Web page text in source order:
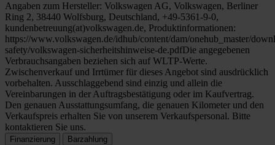
Angaben zum Hersteller: Volkswagen AG, Volkswagen, Berliner
Ring 2, 38440 Wolfsburg, Deutschland, +49-5361-9-0,
kundenbetreuung(at)volkswagen.de, Produktinformationen:
https://www.volkswagen.de/idhub/content/dam/onehub_master/
safety/volkswagen-sicherheitshinweise-de.pdfDie angegebenen
Verbrauchsangaben beziehen sich auf WLTP-Werte.
Zwischenverkauf und Irrtümer für dieses Angebot sind ausdrücklich
vorbehalten. Ausschlaggebend sind einzig und allein die
Vereinbarungen in der Auftragsbestätigung oder im Kaufvertrag.
Den genauen Ausstattungsumfang, die genauen Kilometer und den
Verkaufspreis erhalten Sie von unserem Verkaufspersonal. Bitte
kontaktieren Sie uns.
Finanzierung Barzahlung